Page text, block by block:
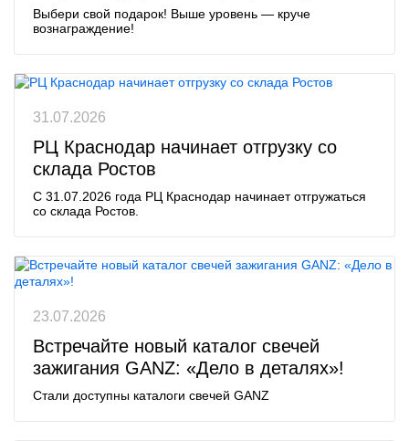
Выбери свой подарок! Выше уровень — круче
вознаграждение!
31.07.2026
РЦ Краснодар начинает отгрузку со
склада Ростов
С 31.07.2026 года РЦ Краснодар начинает отгружаться
со склада Ростов.
23.07.2026
Встречайте новый каталог свечей
зажигания GANZ: «Дело в деталях»!
Стали доступны каталоги свечей GANZ